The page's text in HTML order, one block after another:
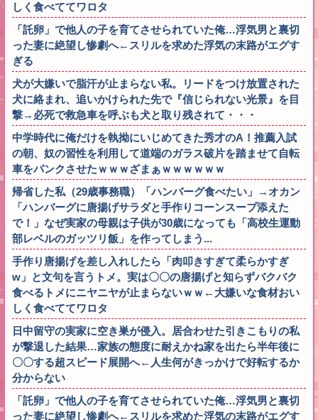
しく食べててワロタ
「託卵」で他人の子を育てさせられていた俺…浮気男と裏切
った妻に絶望し惨劇へ←スリルを求めた浮気の末路がエグす
ぎる
犬が大嫌いで脂汗が止まらない私。リードをつけ放置された
犬に絡まれ、追いかけられた先で『信じられない光景』を目
撃→必死で救急車を呼ぶも犬と取り残されて・・・
中学時代に俺だけを執拗にいじめてきた秀才のA！推薦入試
の朝、奴の習性を利用して道端のガラス破片を踏ませて自転
車をパンクさせたｗｗｗざまぁｗｗｗｗｗｗ
帰省した私（29歳事務職）「ハンバーグ食べたい」→オカン
「ハンバーグに唐揚げサラダと手作りコーンスープ添えた
で！」なぜ実家の母親は子供が30歳になっても「高校生運動
部レベルのガッツリ飯」を作ってしまう...
手作り唐揚げを差し入れしたら「肉叩きすぎて柔らかすぎ
w」と文句を言うトメ。実は〇〇の唐揚げと知らずバクバク
食べるトメにニヤニヤが止まらないｗｗ←大嫌いな食材おい
しく食べててワロタ
日中留守の実家に空き巣が侵入。居合わせた引きこもりの私
が撃退した結果…家族の態度に耐えかね家を出たら半年後に
〇〇する超スピード展開へ←人生何がきっかけで好転するか
分からない
「託卵」で他人の子を育てさせられていた俺…浮気男と裏切
った妻に絶望し惨劇へ←スリルを求めた浮気の末路がエグす